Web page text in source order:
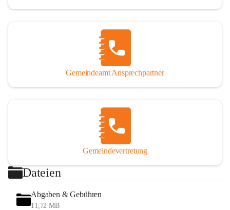
Gemeindeamt Ansprechpartner
Gemeindevertretung
Dateien
Abgaben & Gebühren
11,72 MB